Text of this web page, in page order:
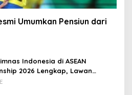
Umumkan Pensiun dari
Indonesia di ASEAN
2026 Lengkap, Lawan
Vietnam